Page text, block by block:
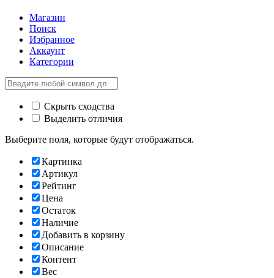
Магазин
Поиск
Избранное
Аккаунт
Категории
Скрыть сходства
Выделить отличия
Выберите поля, которые будут отображаться.
Картинка
Артикул
Рейтинг
Цена
Остаток
Наличие
Добавить в корзину
Описание
Контент
Вес